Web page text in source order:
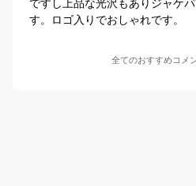
ですし上品な光沢もありジャケ
す。ロゴ入りでおしゃれです。
全てのおすすめコメ